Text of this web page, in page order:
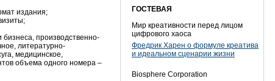
издания;
производственно-
литературно-
медицинское,
объема одного номера –
ГОСТЕВАЯ
Мир креативности перед лицом
цифрового хаоса
Фредрик Харен о формуле креатива
и идеальном сценарии жизни
Biosphere Corporation